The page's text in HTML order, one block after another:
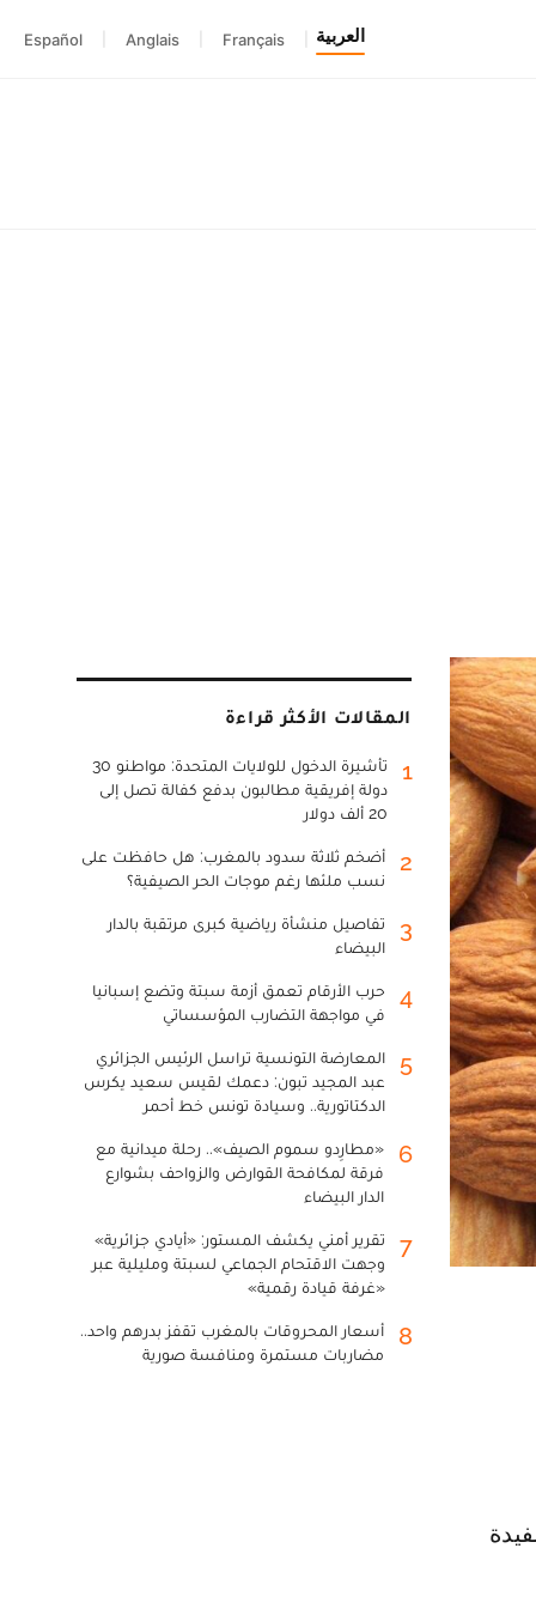
العربية Français
Anglais
Español
المقالات الأكثر قراءة
1
تأشيرة الدخول للولايات المتحدة: مواطنو 30
دولة إفريقية مطالبون بدفع كفالة تصل إلى
20 ألف دولار
2
أضخم ثلاثة سدود بالمغرب: هل حافظت على
نسب ملئها رغم موجات الحر الصيفية؟
3
تفاصيل منشأة رياضية كبرى مرتقبة بالدار
البيضاء
4
حرب الأرقام تعمق أزمة سبتة وتضع إسبانيا
في مواجهة التضارب المؤسساتي
5
المعارضة التونسية تراسل الرئيس الجزائري
عبد المجيد تبون: دعمك لقيس سعيد يكرس
الدكتاتورية.. وسيادة تونس خط أحمر
6
«مطارِدو سموم الصيف».. رحلة ميدانية مع
فرقة لمكافحة القوارض والزواحف بشوارع
الدار البيضاء
7
تقرير أمني يكشف المستور: «أيادي جزائرية»
وجهت الاقتحام الجماعي لسبتة ومليلية عبر
«غرفة قيادة رقمية»
8
أسعار المحروقات بالمغرب تقفز بدرهم واحد..
مضاربات مستمرة ومنافسة صورية